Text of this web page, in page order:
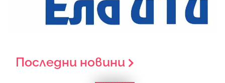
Последни новини